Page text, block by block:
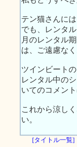
テン猫さんに
でも、レンタ
月のレンタル
は、ご遠慮なく
ツインビート
レンタル中の
いてのコメン
これから涼し
い。
[タイトル一覧]